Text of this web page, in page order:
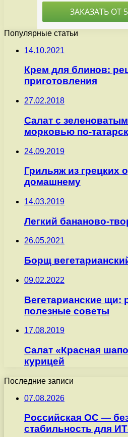
Популярные статьи
14.10.2021
Крем для блинов:
приготовления
27.02.2018
Салат с
морковью по-
24.09.2019
Грильяж из грецких
домашнему
14.03.2019
Легкий бананово-
26.05.2021
Борщ
09.02.2022
Вегетарианские щи:
полезные советы
17.08.2019
Салат «Красная
курицей
Последние записи
07.08.2026
Российская ОС —
стабильность для